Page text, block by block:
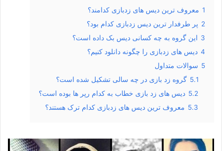
1 معروف ترین دیس های زدبازی کدامند؟
2 پر طرفدار ترین دیس زدبازی کدام بود؟
3 این گروه به چه کسانی دیس بک داده است؟
4 دیس های زدبازی را چگونه دانلود کنیم؟
5 سوالات متداول
5.1 گروه زد بازی در چه سالی تشکیل شده است؟
5.2 دیس های زد بازی خطاب به کدام رپر ها بوده است؟
5.3 معروف ترین دیس های زدبازی کدام ترک هستند؟